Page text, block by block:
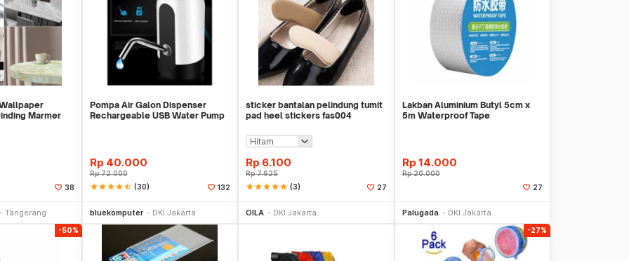
Marmer
38
Tangerang
Pompa Air Galon Dispenser
Rechargeable USB Water Pump
Rp 40.000
Rp72.000
starstarstarstarstar_half (30) 132
bluekomputer DKI Jakarta
sticker bantalan pelindung tumit
pad heel stickers fas004
Rp 6.100
Rp7.625
starstarstarstarstar (3) 27
OILA DKI Jakarta
Lakban Aluminium Butyl 5cm x
5m Waterproof Tape
Rp 14.000
Rp20.000
27
Palugada DKI Jakarta
-50% -27%